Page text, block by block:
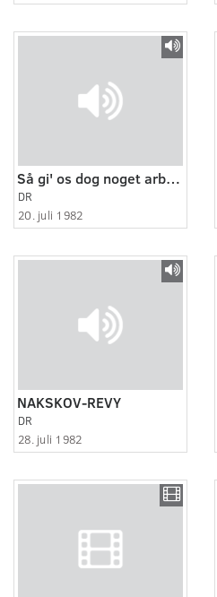
Så gi' os dog noget arbejde, mand.Om ungdomsarbejdsløsheden i Randers.
DR
20. juli 1982
NAKSKOV-REVY
DR
28. juli 1982